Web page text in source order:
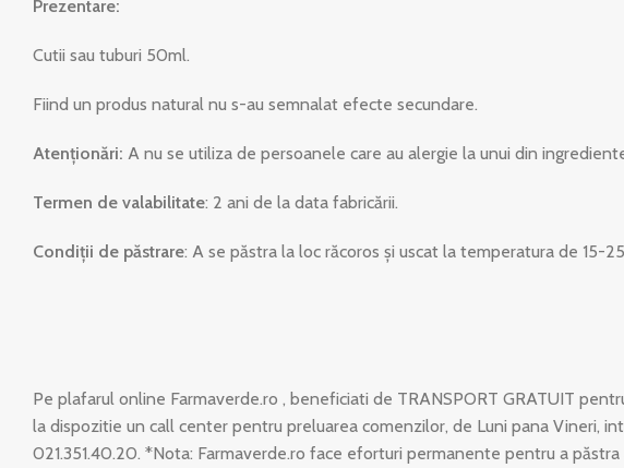
Prezentare:
Cutii sau tuburi 50ml.
Fiind un produs natural nu s-au semnalat efecte secundare.
Atenţionări: A nu se utiliza de persoanele care au alergie la unui din
Termen de valabilitate: 2 ani de la data fabricării.
Condiţii de păstrare: A se păstra la loc răcoros şi uscat la temperatura de 15-
Pe plafarul online Farmaverde.ro , beneficiati de TRANSPORT GRATUIT
la dispozitie un call center pentru preluarea comenzilor, de Luni pana Vineri,
021.351.40.20. *Nota: Farmaverde.ro face eforturi permanente pentru a